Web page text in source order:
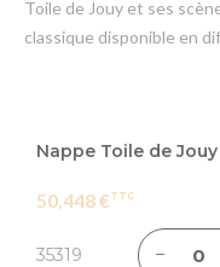
Toile de Jouy et ses
classique disponible en
du
groupé
Nappe Toile de
50,448 €
35319